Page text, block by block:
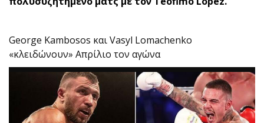
George Kambosos και Vasyl Lomachenko
«κλειδώνουν» Απρίλιο τον αγώνα